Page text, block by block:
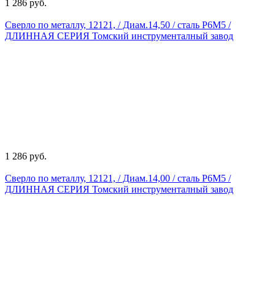
1 286 руб.
Сверло по металлу, 12121, / Диам.14,50 / сталь Р6М5 /
ДЛИННАЯ СЕРИЯ Томский инструменталный завод
1 286 руб.
Сверло по металлу, 12121, / Диам.14,00 / сталь Р6М5 /
ДЛИННАЯ СЕРИЯ Томский инструменталный завод